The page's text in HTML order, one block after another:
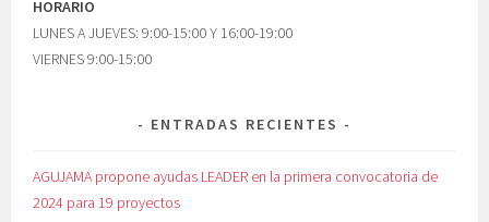
HORARIO
LUNES A JUEVES: 9:00-15:00 Y 16:00-19:00
VIERNES 9:00-15:00
ENTRADAS RECIENTES
AGUJAMA propone ayudas LEADER en la primera convocatoria de
2024 para 19 proyectos